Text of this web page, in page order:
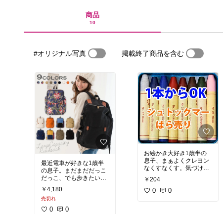
商品
10
#オリジナル写真 掲載終了商品を含む
最近電車が好きな1歳半
の息子。まだまだだっこ
だっこ、でも歩きたいと
好き勝手いい放題！抱っ
こひも（エルゴ）が入る
リュックを探してて一目
惚れでネイビーを購入。
￥4,180
売切れ
0 0
お絵かき大好き1歳半の
息子、まぁよくクレヨン
なくすなくす。気づけは
で買えるのがありがた
い！そしてシュトックマ
￥204
0 0